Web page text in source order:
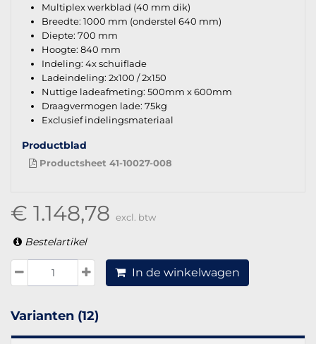
Multiplex werkblad (40 mm dik)
Breedte: 1000 mm (onderstel 640 mm)
Diepte: 700 mm
Hoogte: 840 mm
Indeling: 4x schuiflade
Ladeindeling: 2x100 / 2x150
Nuttige ladeafmeting: 500mm x 600mm
Draagvermogen lade: 75kg
Exclusief indelingsmateriaal
Productblad
Productsheet 41-10027-008
€ 1.148,78 excl. btw
Bestelartikel
In de winkelwagen
Varianten (12)